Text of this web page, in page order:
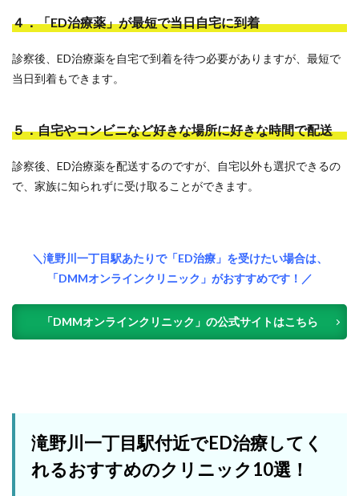
４．「ED治療薬」が最短で当日自宅に到着
診察後、ED治療薬を自宅で到着を待つ必要がありますが、最短で
当日到着もできます。
５．自宅やコンビニなど好きな場所に好きな時間で配送
診察後、ED治療薬を配送するのですが、自宅以外も選択できるの
で、家族に知られずに受け取ることができます。
＼滝野川一丁目駅あたりで「ED治療」を受けたい場合は、
「DMMオンラインクリニック」がおすすめです！／
「DMMオンラインクリニック」の公式サイトはこちら
滝野川一丁目駅付近でED治療してく
れるおすすめのクリニック10選！